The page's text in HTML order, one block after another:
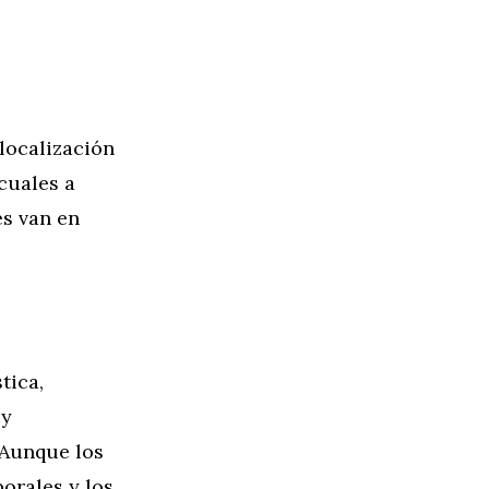
a
van en
los